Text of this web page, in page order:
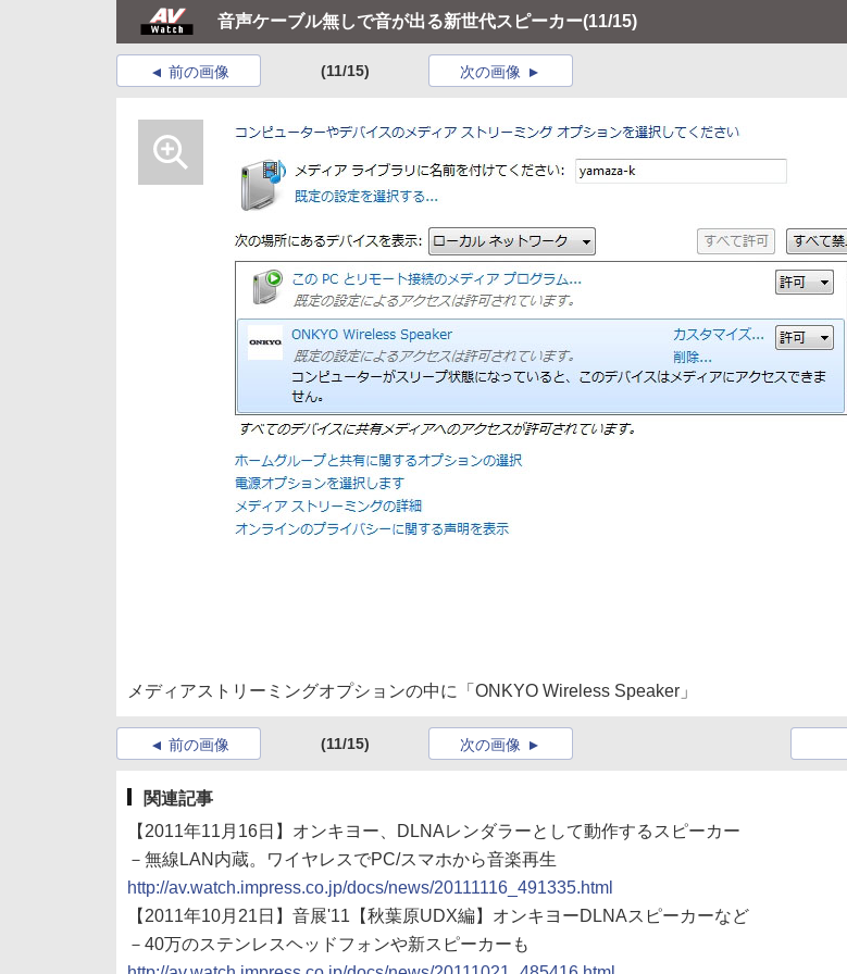
音声ケーブル無しで音が出る新世代スピーカー(11/15)
前の画像 (11/15) 次の画像
メディアストリーミングオプションの中に「ONKYO Wireless Speaker」
前の画像 (11/15) 次の画像
関連記事
【2011年11月16日】オンキヨー、DLNAレンダラーとして動作するスピーカー
－無線LAN内蔵。ワイヤレスでPC/スマホから音楽再生
http://av.watch.impress.co.jp/docs/news/20111116_491335.html
【2011年10月21日】音展'11【秋葉原UDX編】オンキヨーDLNAスピーカーなど
－40万のステンレスヘッドフォンや新スピーカーも